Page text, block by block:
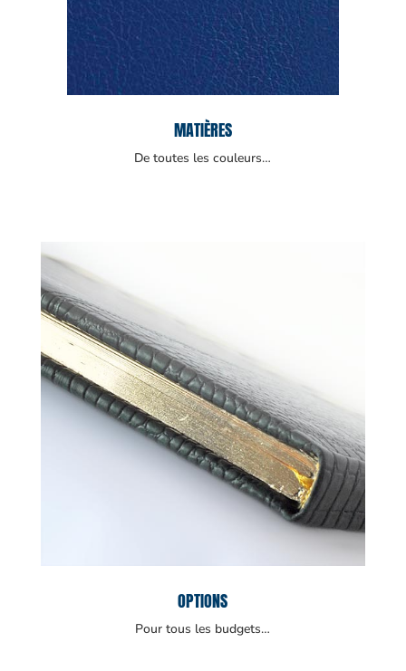
MATIÈRES
De toutes les couleurs…
OPTIONS
Pour tous les budgets…